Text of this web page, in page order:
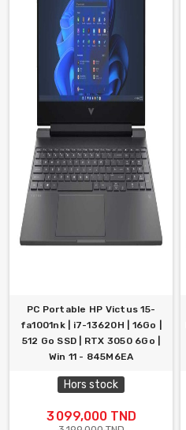
PC Portable HP Victus 15-
fa1001nk | i7-13620H | 16Go |
512 Go SSD | RTX 3050 6Go |
Win 11 - 845M6EA
Hors stock
3 099,000 TND